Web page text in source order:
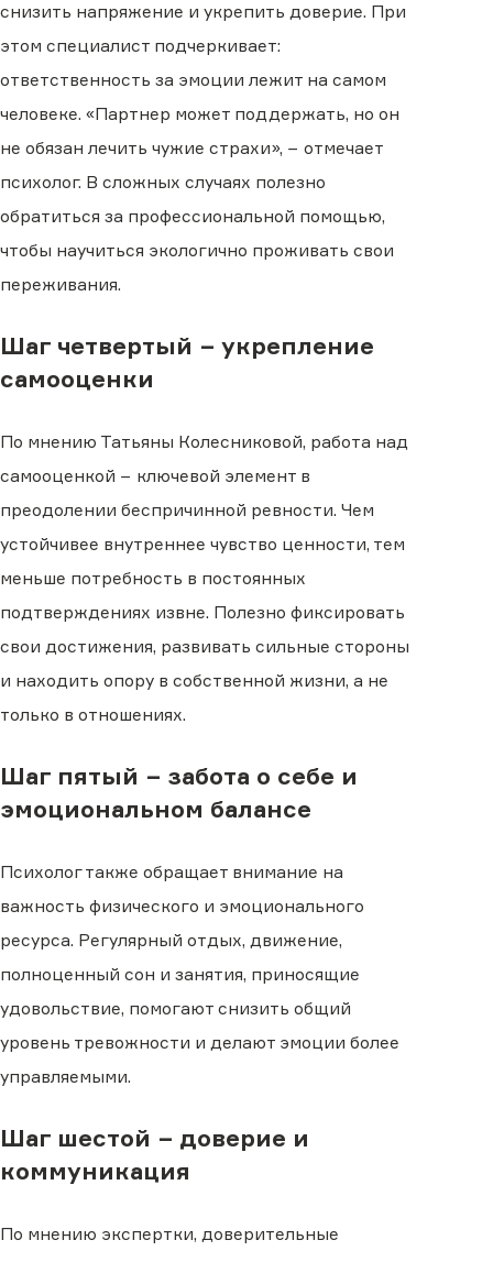
снизить напряжение и укрепить доверие. При
этом специалист подчеркивает:
ответственность за эмоции лежит на самом
человеке. «Партнер может поддержать, но он
не обязан лечить чужие страхи», − отмечает
психолог. В сложных случаях полезно
обратиться за профессиональной помощью,
чтобы научиться экологично проживать свои
переживания.
Шаг четвертый − укрепление
самооценки
По мнению Татьяны Колесниковой, работа над
самооценкой − ключевой элемент в
преодолении беспричинной ревности. Чем
устойчивее внутреннее чувство ценности, тем
меньше потребность в постоянных
подтверждениях извне. Полезно фиксировать
свои достижения, развивать сильные стороны
и находить опору в собственной жизни, а не
только в отношениях.
Шаг пятый − забота о себе и
эмоциональном балансе
Психолог также обращает внимание на
важность физического и эмоционального
ресурса. Регулярный отдых, движение,
полноценный сон и занятия, приносящие
удовольствие, помогают снизить общий
уровень тревожности и делают эмоции более
управляемыми.
Шаг шестой − доверие и
коммуникация
По мнению экспертки, доверительные